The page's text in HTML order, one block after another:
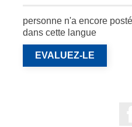
personne n'a encore
dans cette langue
EVALUEZ-LE